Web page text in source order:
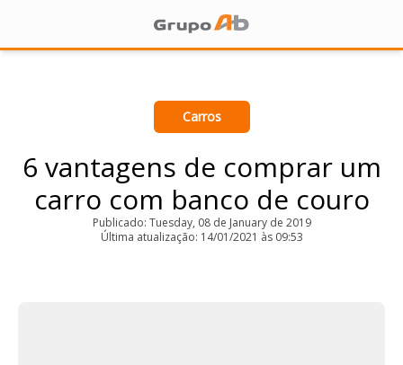
Carros
6 vantagens de comprar um
carro com banco de couro
Publicado: Tuesday, 08 de January de 2019
Última atualização: 14/01/2021 às 09:53